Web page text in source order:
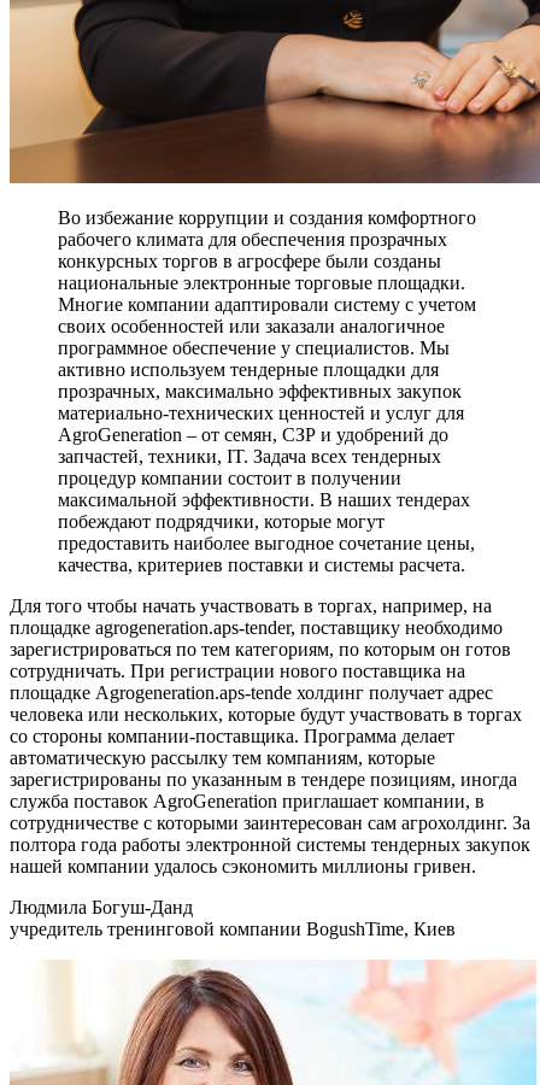
Во избежание коррупции и создания комфортного
рабочего климата для обеспечения прозрачных
конкурсных торгов в агросфере были созданы
национальные электронные торговые площадки.
Многие компании адаптировали систему с учетом
своих особенностей или заказали аналогичное
программное обеспечение у специалистов. Мы
активно используем тендерные площадки для
прозрачных, максимально эффективных закупок
материально-технических ценностей и услуг для
AgroGeneration – от семян, СЗР и удобрений до
запчастей, техники, IT. Задача всех тендерных
процедур компании состоит в получении
максимальной эффективности. В наших тендерах
побеждают подрядчики, которые могут
предоставить наиболее выгодное сочетание цены,
качества, критериев поставки и системы расчета.
Для того чтобы начать участвовать в торгах, например, на
площадке agrogeneration.aps-tender, поставщику необходимо
зарегистрироваться по тем категориям, по которым он готов
сотрудничать. При регистрации нового поставщика на
площадке Agrogeneration.aps-tende холдинг получает адрес
человека или нескольких, которые будут участвовать в торгах
со стороны компании-поставщика. Программа делает
автоматическую рассылку тем компаниям, которые
зарегистрированы по указанным в тендере позициям, иногда
служба поставок AgroGeneration приглашает компании, в
сотрудничестве с которыми заинтересован сам агрохолдинг. За
полтора года работы электронной системы тендерных закупок
нашей компании удалось сэкономить миллионы гривен.
Людмила Богуш-Данд
учредитель тренинговой компании BogushTime, Киев